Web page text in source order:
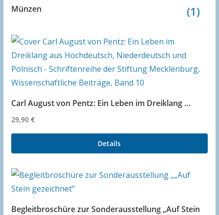
t
t
Münzen (1)
Carl August von Pentz: Ein Leben im Dreiklang …
29,90 €
Details
Begleitbroschüre zur Sonderausstellung „Auf Stein